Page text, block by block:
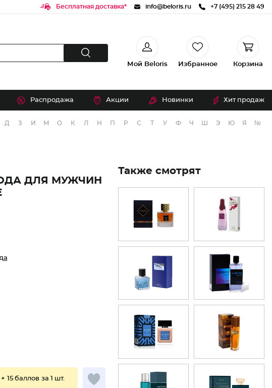
Бесплатная доставка* info@beloris.ru +7 (495) 215 28 49
Мой Beloris Избранное Корзина
Распродажа Акции Новинки Хит продаж
Д З И М О К Л Н П Р С Т У Ф Ч Э Ю Я №
ДЛЯ МУЖЧИН
+ 15 баллов за 1 шт.
Также смотрят